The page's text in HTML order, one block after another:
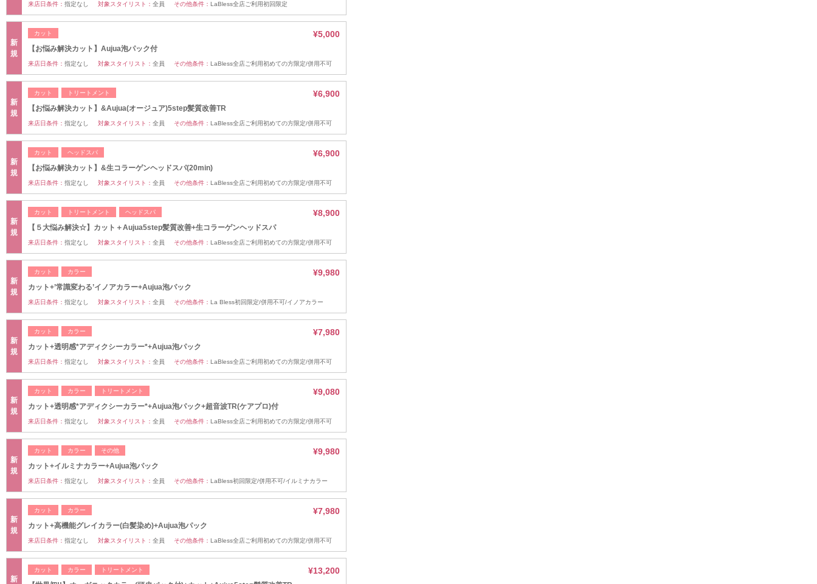
来店日条件： 指定なし 対象スタイリスト： 全員 その他条件： LaBless全店ご利用初回限定
新
規
カット
【お悩み解決カット】Aujua泡パック付
¥5,000
来店日条件： 指定なし 対象スタイリスト： 全員 その他条件： LaBless全店ご利用初めての方限定/併用不可
新
規
カット トリートメント
【お悩み解決カット】&Aujua(オージュア)5step髪質改善TR
¥6,900
来店日条件： 指定なし 対象スタイリスト： 全員 その他条件： LaBless全店ご利用初めての方限定/併用不可
新
規
カット ヘッドスパ
【お悩み解決カット】&生コラーゲンヘッドスパ(20min)
¥6,900
来店日条件： 指定なし 対象スタイリスト： 全員 その他条件： LaBless全店ご利用初めての方限定/併用不可
新
規
カット トリートメント ヘッドスパ
【５大悩み解決☆】カット＋Aujua5step髪質改善+生コラーゲンヘッドスパ
¥8,900
来店日条件： 指定なし 対象スタイリスト： 全員 その他条件： LaBless全店ご利用初めての方限定/併用不可
新
規
カット カラー
カット+’常識変わる’イノアカラー+Aujua泡パック
¥9,980
来店日条件： 指定なし 対象スタイリスト： 全員 その他条件： La Bless初回限定/併用不可/イノアカラー
新
規
カット カラー
カット+透明感*アディクシーカラー*+Aujua泡パック
¥7,980
来店日条件： 指定なし 対象スタイリスト： 全員 その他条件： LaBless全店ご利用初めての方限定/併用不可
新
規
カット カラー トリートメント
カット+透明感*アディクシーカラー*+Aujua泡パック+超音波TR(ケアプロ)付
¥9,080
来店日条件： 指定なし 対象スタイリスト： 全員 その他条件： LaBless全店ご利用初めての方限定/併用不可
新
規
カット カラー その他
カット+イルミナカラー+Aujua泡パック
¥9,980
来店日条件： 指定なし 対象スタイリスト： 全員 その他条件： LaBless初回限定/併用不可/イルミナカラー
新
規
カット カラー
カット+高機能グレイカラー(白髪染め)+Aujua泡パック
¥7,980
来店日条件： 指定なし 対象スタイリスト： 全員 その他条件： LaBless全店ご利用初めての方限定/併用不可
新
カット カラー トリートメント ¥13,200